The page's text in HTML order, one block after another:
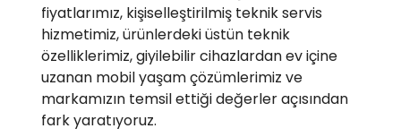
fiyatlarımız, kişiselleştirilmiş teknik servis
hizmetimiz, ürünlerdeki üstün teknik
özelliklerimiz, giyilebilir cihazlardan ev içine
uzanan mobil yaşam çözümlerimiz ve
markamızın temsil ettiği değerler açısından
fark yaratıyoruz.